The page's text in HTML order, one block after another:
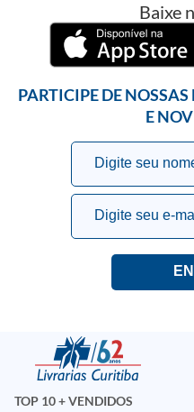
Baixe
PARTICIPE DE
E
TOP 10 + VENDIDOS